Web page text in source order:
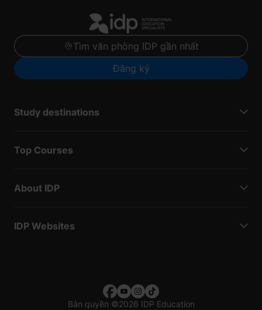
Tìm văn phòng IDP gần nhất
Đăng ký
Study destinations
Top Courses
About IDP
IDP Websites
Bản quyền ©2026 IDP Education